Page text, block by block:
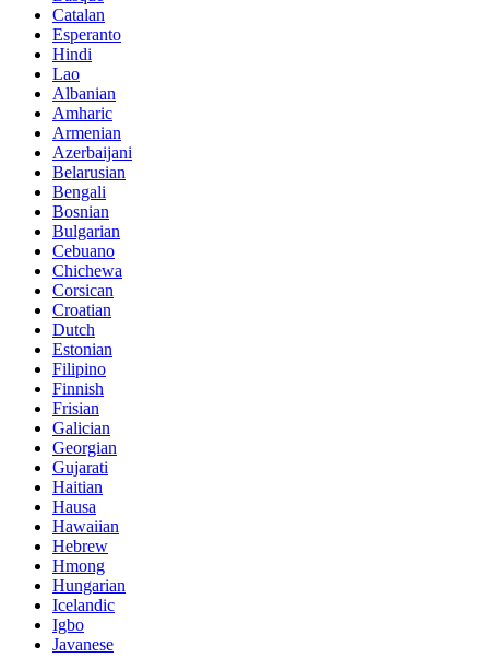
Catalan
Esperanto
Hindi
Lao
Albanian
Amharic
Armenian
Azerbaijani
Belarusian
Bengali
Bosnian
Bulgarian
Cebuano
Chichewa
Corsican
Croatian
Dutch
Estonian
Filipino
Finnish
Frisian
Galician
Georgian
Gujarati
Haitian
Hausa
Hawaiian
Hebrew
Hmong
Hungarian
Icelandic
Igbo
Javanese